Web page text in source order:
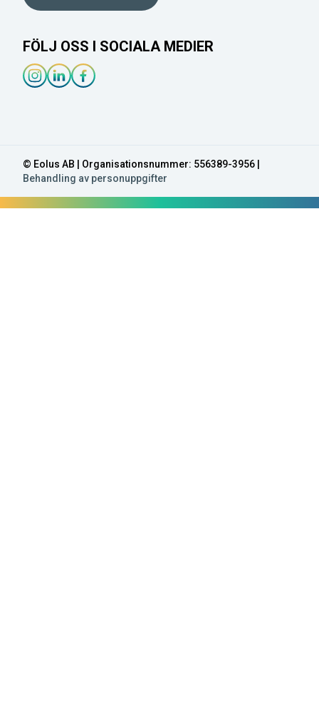
FÖLJ OSS I SOCIALA MEDIER
© Eolus AB | Organisationsnummer: 556389-3956 |
Behandling av personuppgifter